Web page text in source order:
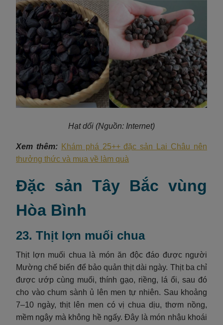
Hạt dổi (Nguồn: Internet)
Xem thêm: Khám phá 25++ đặc sản Lai Châu nên
thưởng thức và mua về làm quà
Đặc sản Tây Bắc vùng
Hòa Bình
23. Thịt lợn muối chua
Thịt lợn muối chua là món ăn độc đáo được người
Mường chế biến để bảo quản thịt dài ngày. Thịt ba chỉ
được ướp cùng muối, thính gạo, riềng, lá ổi, sau đó
cho vào chum sành ủ lên men tự nhiên. Sau khoảng
7–10 ngày, thịt lên men có vị chua dịu, thơm nồng,
mềm ngậy mà không hề ngấy. Đây là món nhậu khoái